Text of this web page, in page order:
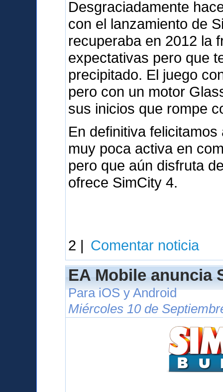
Desgraciadamente
con el lanzamiento de
recuperaba en 2012 la
expectativas pero que
precipitado. El juego
pero con un motor
sus inicios que rompe
En definitiva
muy poca activa en
pero que aún disfruta
ofrece SimCity 4.
2 | Comentar noticia
EA Mobile anuncia
Para iOS y Android
Miércoles 10 de